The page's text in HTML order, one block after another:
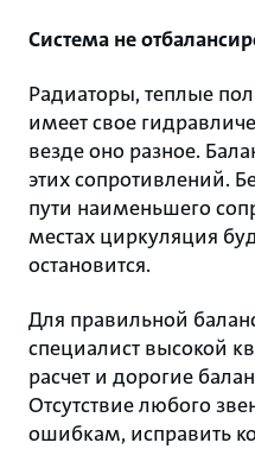
Система не
Радиаторы, теплые
имеет свое
везде оно разное.
этих сопротивлений.
пути наименьшего
местах циркуляция
остановится.
Для правильной
специалист высокой
расчет и дорогие
Отсутствие любого
ошибкам, исправить